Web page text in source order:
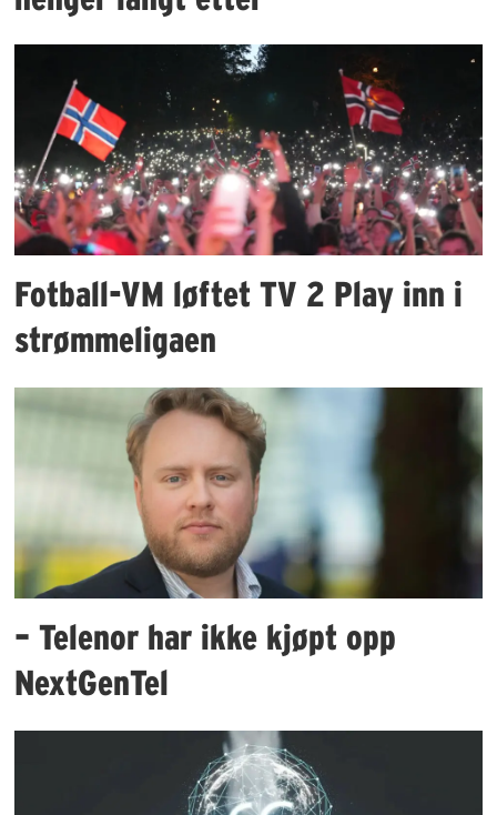
Fotball-VM løftet TV 2 Play inn i
strømmeligaen
– Telenor har ikke kjøpt opp
NextGenTel